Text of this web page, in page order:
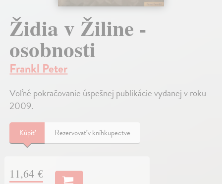
Židia v Žiline -
osobnosti
Frankl Peter
Voľné pokračovanie úspešnej publikácie vydanej v roku
2009.
Kúpiť Rezervovať v kníhkupectve
11,64 €